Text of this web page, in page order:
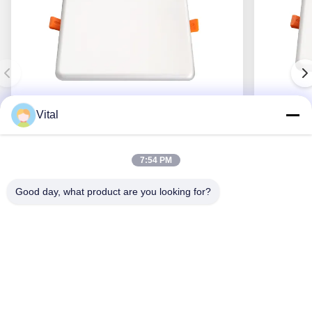
Obtenha o melhor preço
Vital
7:54 PM
Good day, what product are you looking for?